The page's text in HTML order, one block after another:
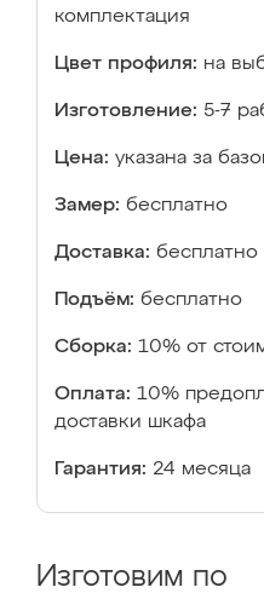
комплектация
Цвет профиля: на
Изготовление: 5-7
Цена: указана за
Замер: бесплатно
Доставка: бесплатно
Подъём: бесплатно
Сборка: 10% от
Оплата: 10%
доставки шкафа
Гарантия: 24 месяца
Изготовим по